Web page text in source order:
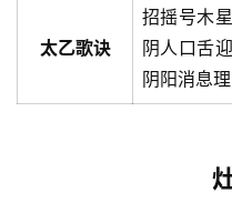
太乙歌诀
招摇号木
阴人口舌
阴阳消息